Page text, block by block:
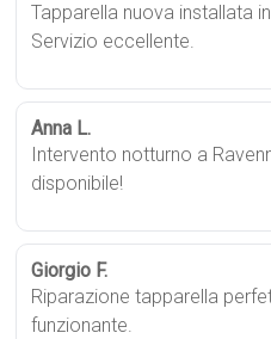
Tapparella nuova installata
Servizio eccellente.
Anna L.
Intervento notturno a
disponibile!
Giorgio F.
Riparazione tapparella
funzionante.